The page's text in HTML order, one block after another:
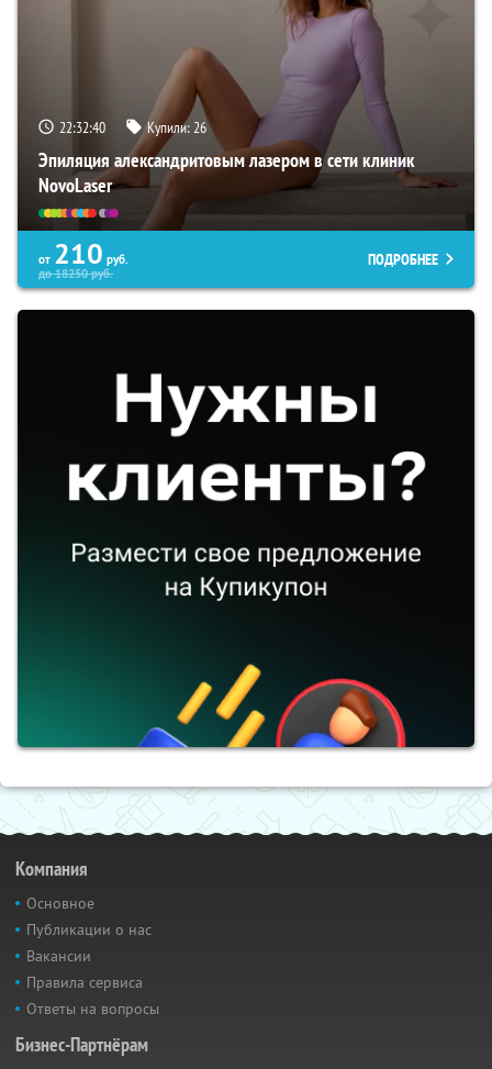
22:32:39 Купили:26
Эпиляция александритовым лазером в сети клиник
NovoLaser
от 210 руб.
до18250руб.
ПОДРОБНЕЕ
Компания
Основное
Публикации о нас
Вакансии
Правила сервиса
Ответы на вопросы
Бизнес-Партнёрам